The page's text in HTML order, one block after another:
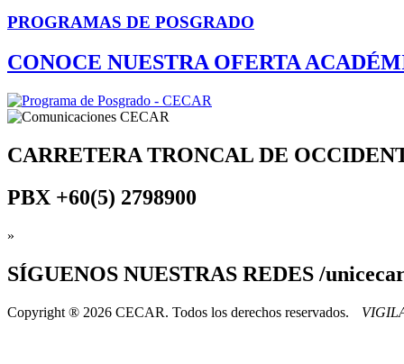
PROGRAMAS DE POSGRADO
CONOCE NUESTRA OFERTA
CARRETERA TRONCAL DE
PBX +60(5) 2798900
»
SÍGUENOS NUESTRAS REDES /
Copyright ® 2026 CECAR. Todos los derechos reservados.